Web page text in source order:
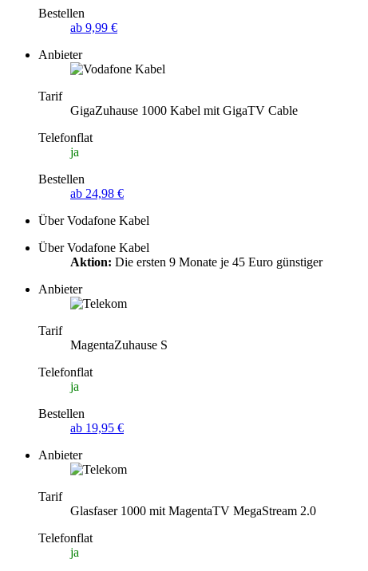
Bestellen
ab 9,99 €
Anbieter
Tarif
GigaZuhause 1000 Kabel mit GigaTV Cable
Telefonflat
ja
Bestellen
ab 24,98 €
Über Vodafone Kabel
Über Vodafone Kabel
Aktion: Die ersten 9 Monate je 45 Euro günstiger
Anbieter
Tarif
MagentaZuhause S
Telefonflat
ja
Bestellen
ab 19,95 €
Anbieter
Tarif
Glasfaser 1000 mit MagentaTV MegaStream 2.0
Telefonflat
ja